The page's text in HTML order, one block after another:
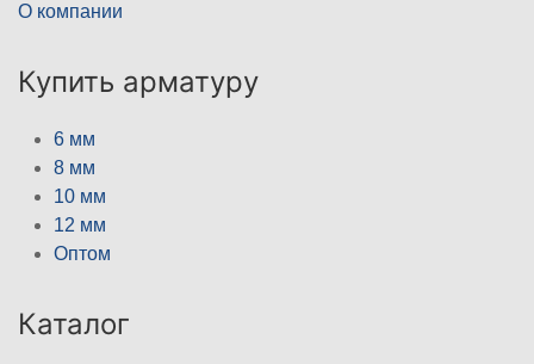
О компании
Купить арматуру
6 мм
8 мм
10 мм
12 мм
Оптом
Каталог